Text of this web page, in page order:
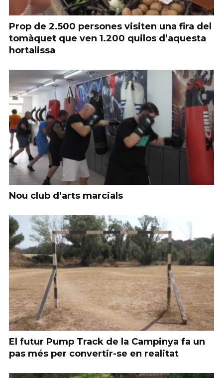
Prop de 2.500 persones visiten una fira del
tomàquet que ven 1.200 quilos d’aquesta
hortalissa
Nou club d’arts marcials
El futur Pump Track de la Campinya fa un
pas més per convertir-se en realitat